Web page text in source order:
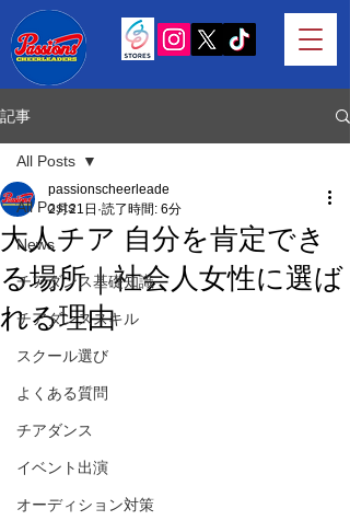
記事
All Posts
News
チアダンス基礎知識
チアダンススキル
スクール選び
よくある質問
チアダンス
イベント出演
オーディション対策
All Posts
大人チア 自分を肯定でき
る場所｜社会人女性に選ば
れる理由
passionscheerleade
2月21日 読了時間: 6分